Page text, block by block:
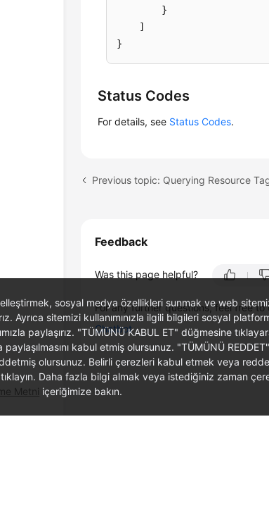
}
]
}
Status Codes
For details, see Status Codes.
Previous topic: Querying Resource
Feedback
Was this page helpful?
For any further questions, feel free
Chatbot
sosyal medya özellikleri sunmak ve web
Ayrıca sitemizi kullanımınızla ilgili bilgileri sosyal
paylaşırız. "TÜMÜNÜ KABUL ET" düğmesine
paylaşılmasını kabul etmiş olursunuz. "TÜMÜNÜ
olursunuz. Belirli çerezleri kabul etmek veya
Daha fazla bilgi almak veya istediğiniz zaman
Metni içeriğimize bakın.